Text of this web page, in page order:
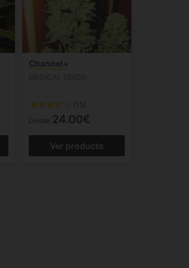
Channel+
(15)
Desde 24.00€
Ver producto